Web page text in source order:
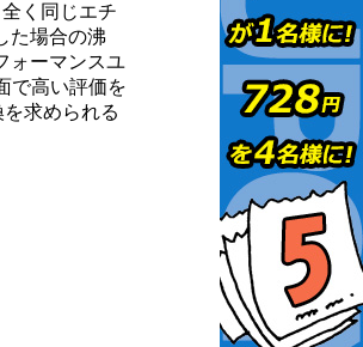
く同じエチ
た場合の沸
ォーマンスユ
で高い評価を
求められる